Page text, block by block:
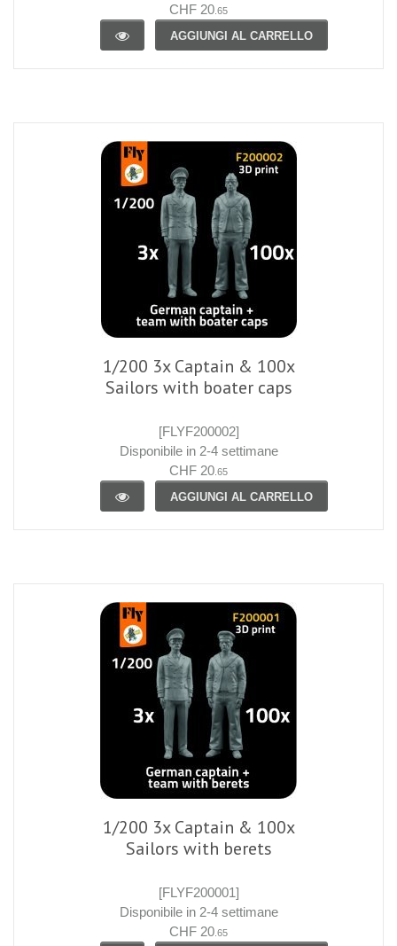
CHF 20 .65
AGGIUNGI AL CARRELLO
1/200 3x Captain & 100x
Sailors with boater caps
[FLYF200002]
Disponibile in 2-4 settimane
CHF 20 .65
AGGIUNGI AL CARRELLO
1/200 3x Captain & 100x
Sailors with berets
[FLYF200001]
Disponibile in 2-4 settimane
CHF 20 .65